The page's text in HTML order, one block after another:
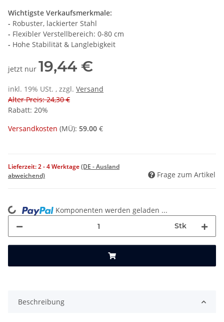
Wichtigste Verkaufsmerkmale:
- Robuster, lackierter Stahl
- Flexibler Verstellbereich: 0-80 cm
- Hohe Stabilität & Langlebigkeit
jetzt nur 19,44 €
inkl. 19% USt. , zzgl. Versand
Alter Preis: 24,30 €
Rabatt: 20%
Versandkosten (MÜ): 59.00 €
Lieferzeit:2 - 4 Werktage(DE - Ausland
abweichend)
Frage zum Artikel
Stk
Komponenten werden geladen ...
Beschreibung